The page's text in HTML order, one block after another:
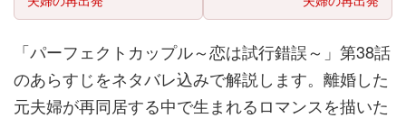
「パーフェクトカップル～恋は試行錯誤～」第38話
のあらすじをネタバレ込みで解説します。離婚した
元夫婦が再同居する中で生まれるロマンスを描いた